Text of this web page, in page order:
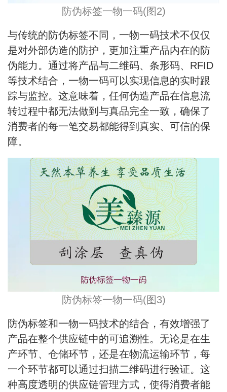
防伪标签一物一码(图2)
与传统的防伪标签不同，一物一码技术不仅仅
是对外部伪造的防护，更加注重产品内在的防
伪能力。通过将产品与二维码、条形码、RFID
等技术结合，一物一码可以实现信息的实时跟
踪与监控。这意味着，任何伪造产品在信息流
转过程中都无法做到与真品完全一致，确保了
消费者的每一笔交易都能得到真实、可信的保
障。
防伪标签一物一码(图3)
防伪标签和一物一码技术的结合，有效增强了
产品在整个供应链中的可追溯性。无论是在生
产环节、仓储环节，还是在物流运输环节，每
一个环节都可以通过扫描二维码进行验证。这
种高度透明的供应链管理方式，使得消费者能